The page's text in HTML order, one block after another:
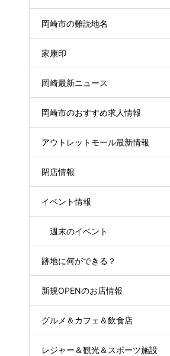
岡崎市の難読地名
家康印
岡崎最新ニュース
岡崎市のおすすめ求人情報
アウトレットモール最新情報
閉店情報
イベント情報
週末のイベント
跡地に何ができる？
新規OPENのお店情報
グルメ＆カフェ＆飲食店
レジャー＆観光＆スポーツ施設